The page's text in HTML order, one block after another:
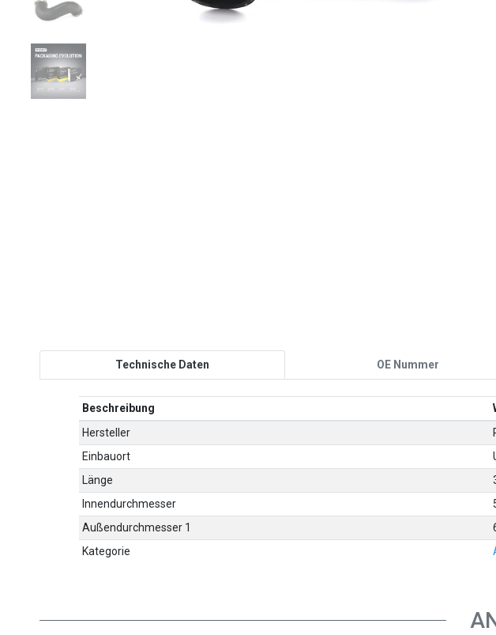
Technische Daten OE Nummer
Beschreibung
Hersteller
Einbauort
Länge
Innendurchmesser
Außendurchmesser 1
Kategorie